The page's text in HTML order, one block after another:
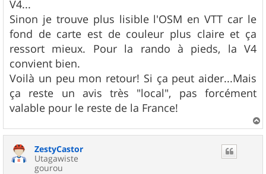
V4...
Sinon je trouve plus lisible l'OSM en VTT car le
fond de carte est de couleur plus claire et ça
ressort mieux. Pour la rando à pieds, la V4
convient bien.
Voilà un peu mon retour! Si ça peut aider...Mais
ça reste un avis très "local", pas forcément
valable pour le reste de la France!
a
ZestyCastor
Utagawiste
gourou